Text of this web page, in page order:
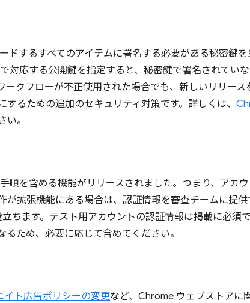
ドするすべてのアイテムに署名する必要がある秘密鍵
対応する公開鍵を指定すると、秘密鍵で署名されてい
ークフローが不正使用された場合でも、新しいリリース
るための追加のセキュリティ対策です。詳しくは、
い。
順を含める機能がリリースされました。つまり、アカ
が拡張機能にある場合は、認証情報を審査チームに提
ちます。テスト用アカウントの認証情報は掲載に必須
ため、必要に応じて含めてください。
イト広告ポリシーの変更など、Chrome ウェブストアに